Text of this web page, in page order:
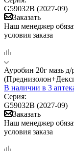
G59032B (2027-09)
Заказать
Наш менеджер
условия заказа
Ауробин 20г мазь
В наличии в 3
Серия:
G59032B (2027-09)
Заказать
Наш менеджер
условия заказа